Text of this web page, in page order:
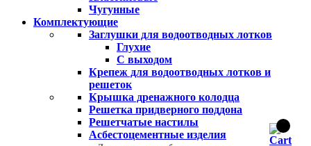
Чугунные
Комплектующие
Заглушки для водоотводных лотков
Глухие
С выходом
Крепеж для водоотводных лотков и
решеток
Крышка дренажного колодца
Решетка придверного поддона
Решетчатые настилы
Асбестоцементные изделия